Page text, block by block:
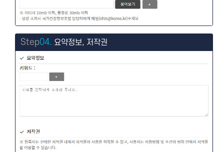
Step04. 요약정보, 저작권